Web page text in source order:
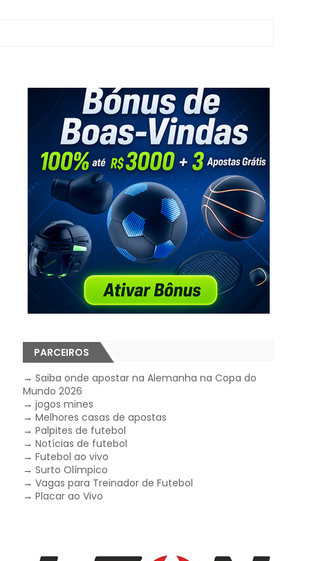
PARCEIROS
→Saiba onde apostar na Alemanha na Copa do
Mundo 2026
→jogos mines
→Melhores casas de apostas
→Palpites de futebol
→Notícias de futebol
→Futebol ao vivo
→Surto Olímpico
→Vagas para Treinador de Futebol
→Placar ao Vivo